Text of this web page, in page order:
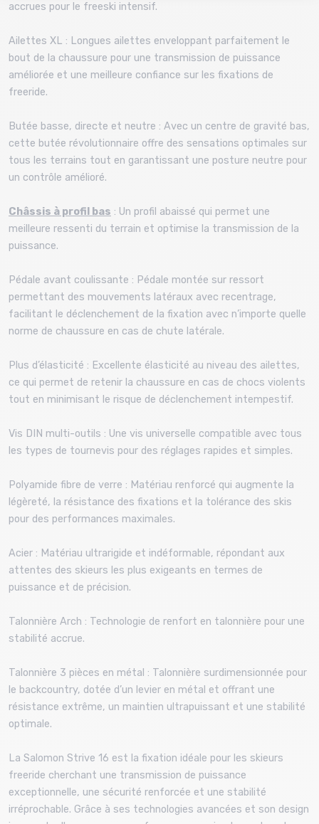
accrues pour le freeski intensif.
Ailettes XL : Longues ailettes enveloppant parfaitement le
bout de la chaussure pour une transmission de puissance
améliorée et une meilleure confiance sur les fixations de
freeride.
Butée basse, directe et neutre : Avec un centre de gravité bas,
cette butée révolutionnaire offre des sensations optimales sur
tous les terrains tout en garantissant une posture neutre pour
un contrôle amélioré.
Châssis à profil bas : Un profil abaissé qui permet une
meilleure ressenti du terrain et optimise la transmission de la
puissance.
Pédale avant coulissante : Pédale montée sur ressort
permettant des mouvements latéraux avec recentrage,
facilitant le déclenchement de la fixation avec n’importe quelle
norme de chaussure en cas de chute latérale.
Plus d’élasticité : Excellente élasticité au niveau des ailettes,
ce qui permet de retenir la chaussure en cas de chocs violents
tout en minimisant le risque de déclenchement intempestif.
Vis DIN multi-outils : Une vis universelle compatible avec tous
les types de tournevis pour des réglages rapides et simples.
Polyamide fibre de verre : Matériau renforcé qui augmente la
légèreté, la résistance des fixations et la tolérance des skis
pour des performances maximales.
Acier : Matériau ultrarigide et indéformable, répondant aux
attentes des skieurs les plus exigeants en termes de
puissance et de précision.
Talonnière Arch : Technologie de renfort en talonnière pour une
stabilité accrue.
Talonnière 3 pièces en métal : Talonnière surdimensionnée pour
le backcountry, dotée d’un levier en métal et offrant une
résistance extrême, un maintien ultrapuissant et une stabilité
optimale.
La Salomon Strive 16 est la fixation idéale pour les skieurs
freeride cherchant une transmission de puissance
exceptionnelle, une sécurité renforcée et une stabilité
irréprochable. Grâce à ses technologies avancées et son design